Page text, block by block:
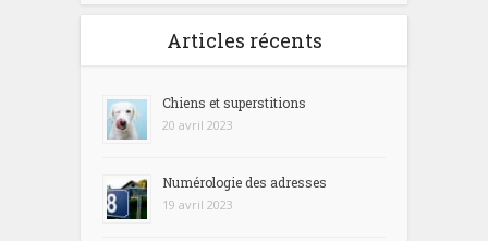
Articles récents
Chiens et superstitions
20 avril 2023
Numérologie des adresses
19 avril 2023